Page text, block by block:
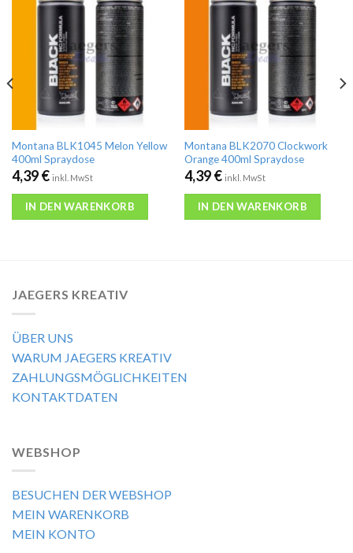
Montana BLK1045 Melon Yellow
400ml Spraydose
4,39€ inkl. MwSt
IN DEN WARENKORB
Montana BLK2070 Clockwork
Orange 400ml Spraydose
4,39€ inkl. MwSt
IN DEN WARENKORB
JAEGERS KREATIV
ÜBER UNS
WARUM JAEGERS KREATIV
ZAHLUNGSMÖGLICHKEITEN
KONTAKTDATEN
WEBSHOP
BESUCHEN DER WEBSHOP
MEIN WARENKORB
MEIN KONTO